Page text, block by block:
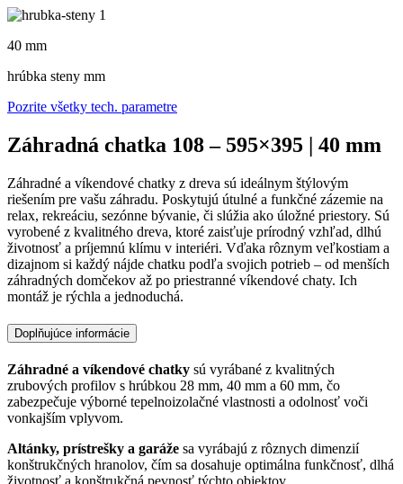
40 mm
hrúbka steny mm
Pozrite všetky tech. parametre
Záhradná chatka 108 – 595×395 | 40 mm
Záhradné a víkendové chatky z dreva sú ideálnym štýlovým
riešením pre vašu záhradu. Poskytujú útulné a funkčné zázemie na
relax, rekreáciu, sezónne bývanie, či slúžia ako úložné priestory. Sú
vyrobené z kvalitného dreva, ktoré zaisťuje prírodný vzhľad, dlhú
životnosť a príjemnú klímu v interiéri. Vďaka rôznym veľkostiam a
dizajnom si každý nájde chatku podľa svojich potrieb – od menších
záhradných domčekov až po priestranné víkendové chaty. Ich
montáž je rýchla a jednoduchá.
Doplňujúce informácie
Záhradné a víkendové chatky sú vyrábané z kvalitných
zrubových profilov s hrúbkou 28 mm, 40 mm a 60 mm, čo
zabezpečuje výborné tepelnoizolačné vlastnosti a odolnosť voči
vonkajším vplyvom.
Altánky, prístrešky a garáže sa vyrábajú z rôznych dimenzií
konštrukčných hranolov, čím sa dosahuje optimálna funkčnosť, dlhá